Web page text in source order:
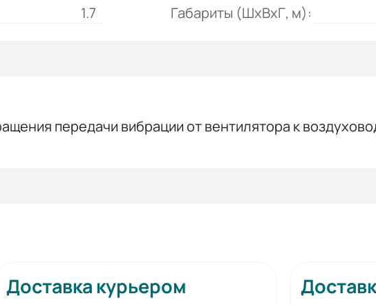
1.7 Габариты (ШхВхГ, м):
передачи вибрации от вентилятора к
Доставка курьером